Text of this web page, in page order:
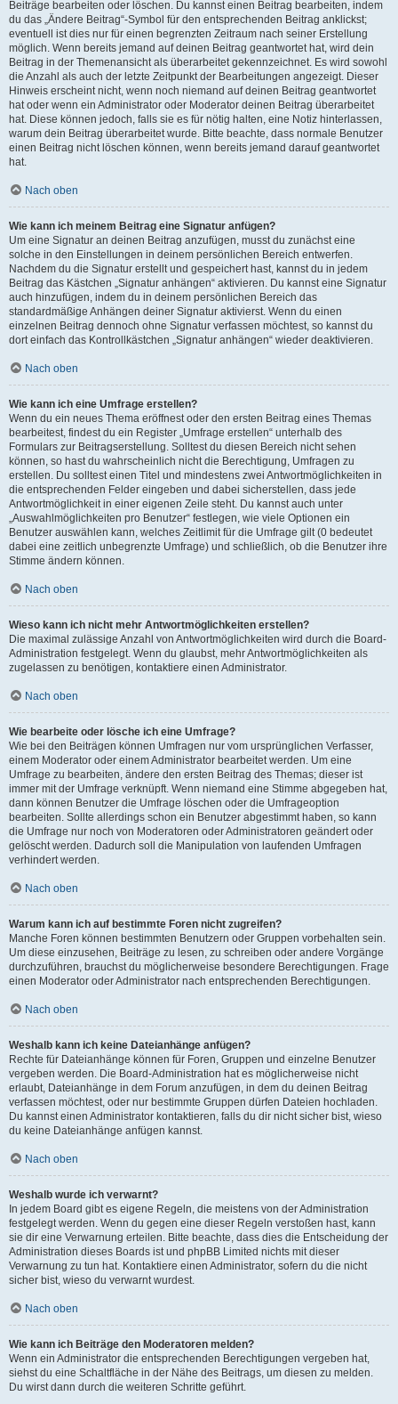
Beiträge bearbeiten oder löschen. Du kannst einen Beitrag bearbeiten, indem
du das „Ändere Beitrag“-Symbol für den entsprechenden Beitrag anklickst;
eventuell ist dies nur für einen begrenzten Zeitraum nach seiner Erstellung
möglich. Wenn bereits jemand auf deinen Beitrag geantwortet hat, wird dein
Beitrag in der Themenansicht als überarbeitet gekennzeichnet. Es wird sowohl
die Anzahl als auch der letzte Zeitpunkt der Bearbeitungen angezeigt. Dieser
Hinweis erscheint nicht, wenn noch niemand auf deinen Beitrag geantwortet
hat oder wenn ein Administrator oder Moderator deinen Beitrag überarbeitet
hat. Diese können jedoch, falls sie es für nötig halten, eine Notiz hinterlassen,
warum dein Beitrag überarbeitet wurde. Bitte beachte, dass normale Benutzer
einen Beitrag nicht löschen können, wenn bereits jemand darauf geantwortet
hat.
Nach oben
Wie kann ich meinem Beitrag eine Signatur anfügen?
Um eine Signatur an deinen Beitrag anzufügen, musst du zunächst eine
solche in den Einstellungen in deinem persönlichen Bereich entwerfen.
Nachdem du die Signatur erstellt und gespeichert hast, kannst du in jedem
Beitrag das Kästchen „Signatur anhängen“ aktivieren. Du kannst eine Signatur
auch hinzufügen, indem du in deinem persönlichen Bereich das
standardmäßige Anhängen deiner Signatur aktivierst. Wenn du einen
einzelnen Beitrag dennoch ohne Signatur verfassen möchtest, so kannst du
dort einfach das Kontrollkästchen „Signatur anhängen“ wieder deaktivieren.
Nach oben
Wie kann ich eine Umfrage erstellen?
Wenn du ein neues Thema eröffnest oder den ersten Beitrag eines Themas
bearbeitest, findest du ein Register „Umfrage erstellen“ unterhalb des
Formulars zur Beitragserstellung. Solltest du diesen Bereich nicht sehen
können, so hast du wahrscheinlich nicht die Berechtigung, Umfragen zu
erstellen. Du solltest einen Titel und mindestens zwei Antwortmöglichkeiten in
die entsprechenden Felder eingeben und dabei sicherstellen, dass jede
Antwortmöglichkeit in einer eigenen Zeile steht. Du kannst auch unter
„Auswahlmöglichkeiten pro Benutzer“ festlegen, wie viele Optionen ein
Benutzer auswählen kann, welches Zeitlimit für die Umfrage gilt (0 bedeutet
dabei eine zeitlich unbegrenzte Umfrage) und schließlich, ob die Benutzer ihre
Stimme ändern können.
Nach oben
Wieso kann ich nicht mehr Antwortmöglichkeiten erstellen?
Die maximal zulässige Anzahl von Antwortmöglichkeiten wird durch die Board-
Administration festgelegt. Wenn du glaubst, mehr Antwortmöglichkeiten als
zugelassen zu benötigen, kontaktiere einen Administrator.
Nach oben
Wie bearbeite oder lösche ich eine Umfrage?
Wie bei den Beiträgen können Umfragen nur vom ursprünglichen Verfasser,
einem Moderator oder einem Administrator bearbeitet werden. Um eine
Umfrage zu bearbeiten, ändere den ersten Beitrag des Themas; dieser ist
immer mit der Umfrage verknüpft. Wenn niemand eine Stimme abgegeben hat,
dann können Benutzer die Umfrage löschen oder die Umfrageoption
bearbeiten. Sollte allerdings schon ein Benutzer abgestimmt haben, so kann
die Umfrage nur noch von Moderatoren oder Administratoren geändert oder
gelöscht werden. Dadurch soll die Manipulation von laufenden Umfragen
verhindert werden.
Nach oben
Warum kann ich auf bestimmte Foren nicht zugreifen?
Manche Foren können bestimmten Benutzern oder Gruppen vorbehalten sein.
Um diese einzusehen, Beiträge zu lesen, zu schreiben oder andere Vorgänge
durchzuführen, brauchst du möglicherweise besondere Berechtigungen. Frage
einen Moderator oder Administrator nach entsprechenden Berechtigungen.
Nach oben
Weshalb kann ich keine Dateianhänge anfügen?
Rechte für Dateianhänge können für Foren, Gruppen und einzelne Benutzer
vergeben werden. Die Board-Administration hat es möglicherweise nicht
erlaubt, Dateianhänge in dem Forum anzufügen, in dem du deinen Beitrag
verfassen möchtest, oder nur bestimmte Gruppen dürfen Dateien hochladen.
Du kannst einen Administrator kontaktieren, falls du dir nicht sicher bist, wieso
du keine Dateianhänge anfügen kannst.
Nach oben
Weshalb wurde ich verwarnt?
In jedem Board gibt es eigene Regeln, die meistens von der Administration
festgelegt werden. Wenn du gegen eine dieser Regeln verstoßen hast, kann
sie dir eine Verwarnung erteilen. Bitte beachte, dass dies die Entscheidung der
Administration dieses Boards ist und phpBB Limited nichts mit dieser
Verwarnung zu tun hat. Kontaktiere einen Administrator, sofern du die nicht
sicher bist, wieso du verwarnt wurdest.
Nach oben
Wie kann ich Beiträge den Moderatoren melden?
Wenn ein Administrator die entsprechenden Berechtigungen vergeben hat,
siehst du eine Schaltfläche in der Nähe des Beitrags, um diesen zu melden.
Du wirst dann durch die weiteren Schritte geführt.